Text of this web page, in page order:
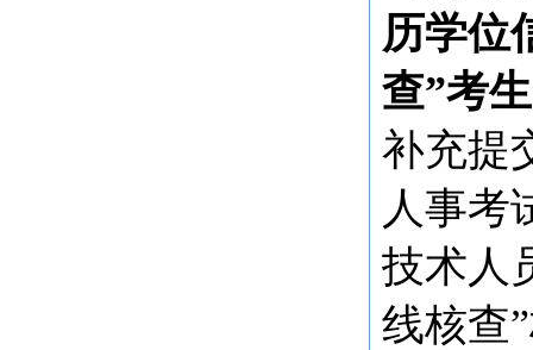
历学位
查”考
补充提
人事考
技术人
线核查